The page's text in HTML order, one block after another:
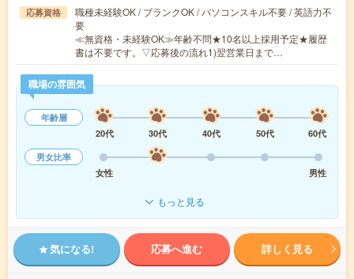
応募資格
職種未経験OK / ブランクOK / パソコンスキル不要 / 英語力不
要
≪無資格・未経験OK≫年齢不問★10名以上採用予定★履歴
書は不要です。▽応募後の流れ1)翌営業日まで…
職場の雰囲気
年齢層
20代
30代 40代 50代
60代
男女比率
女性
男性
もっと見る
気になる! 応募へ進む 詳しく見る